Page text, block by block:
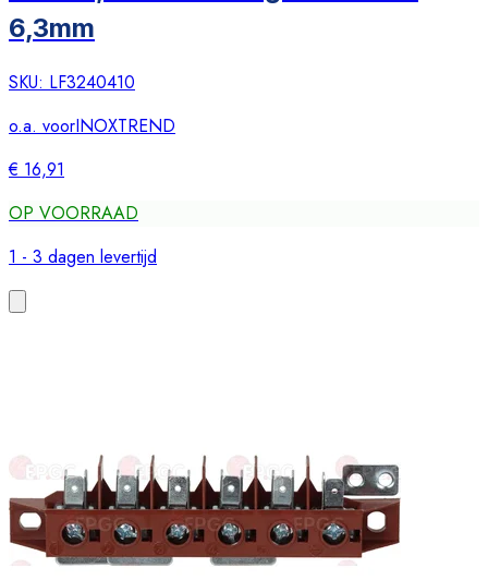
6,3mm
SKU: LF3240410
o.a. voorINOXTREND
€ 16,91
OP VOORRAAD
1 - 3 dagen levertijd